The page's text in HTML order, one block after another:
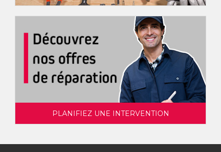
PLANIFIEZ UNE INTERVENTION